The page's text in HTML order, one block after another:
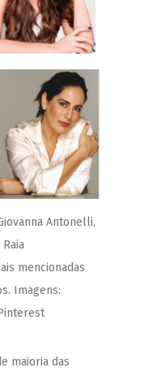
Antonelli,
mencionadas
Imagens:
maioria das